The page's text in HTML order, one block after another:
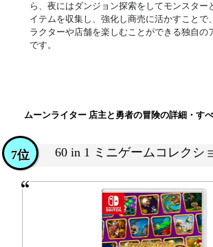
ら、夜にはダンジョン探索をしてモンスター
イテムを収集し、強化し商売に活かすことで
ラクターや店舗を楽しむことができる独自の
です。
ムーンライター 店主と勇者の冒険の詳細・す
60 in 1 ミニゲームコレクシ
7位